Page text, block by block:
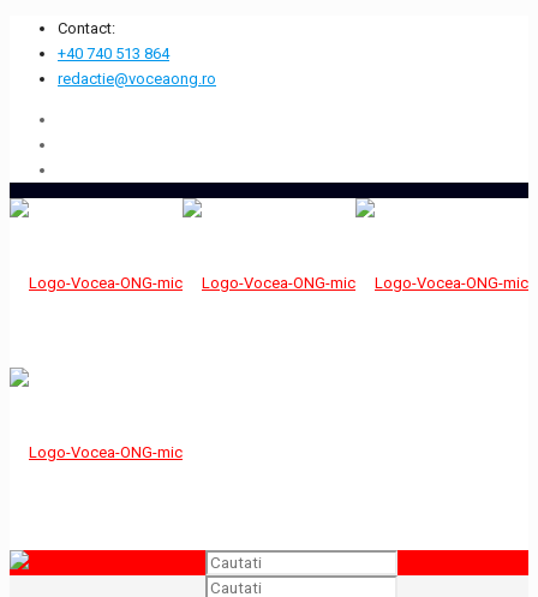
Contact:
+40 740 513 864
redactie@voceaong.ro